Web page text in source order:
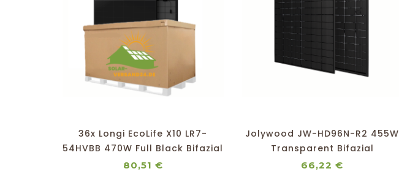
36x Longi EcoLife X10 LR7-
54HVBB 470W Full Black Bifazial
Solarmodul
80,51 €Preis
Jolywood JW-HD96N-R2 455W
Transparent Bifazial
Solarmodul
66,22 €